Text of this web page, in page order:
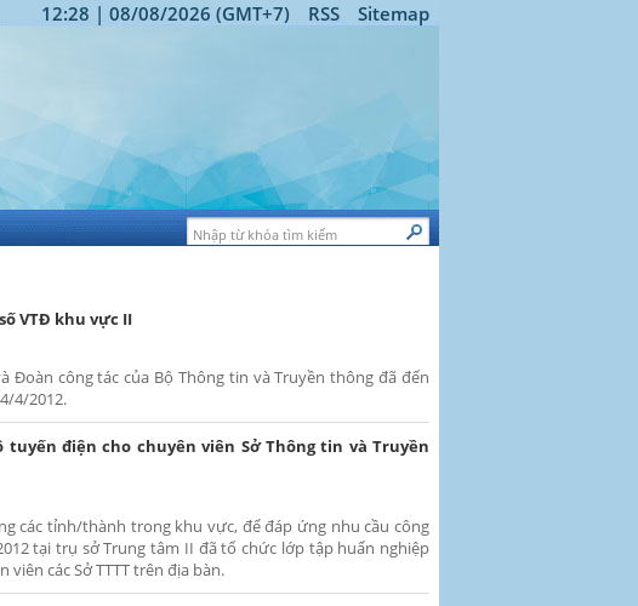
12:28 | 08/08/2026 (GMT+7) RSS Sitemap
VTĐ khu vực II
Đoàn công tác của Bộ Thông tin và Truyền thông đã đến
4/2012.
điện cho chuyên viên Sở Thông tin và Truyền
các tỉnh/thành trong khu vực, để đáp ứng nhu cầu công
tại trụ sở Trung tâm II đã tổ chức lớp tập huấn nghiệp
các Sở TTTT trên địa bàn.